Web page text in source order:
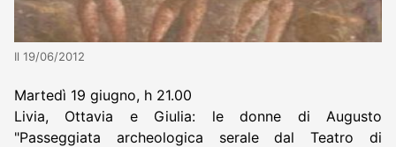
Il 19/06/2012
Martedì 19 giugno, h 21.00
Livia, Ottavia e Giulia: le donne di Augusto
"Passeggiata archeologica serale dal Teatro di